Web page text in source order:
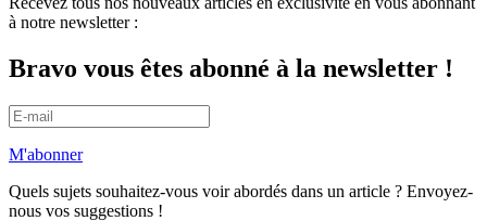
à notre newsletter :
Bravo vous êtes abonné à la newsletter !
M'abonner
Quels sujets souhaitez-vous voir abordés dans un article ? Envoyez-
nous vos suggestions !